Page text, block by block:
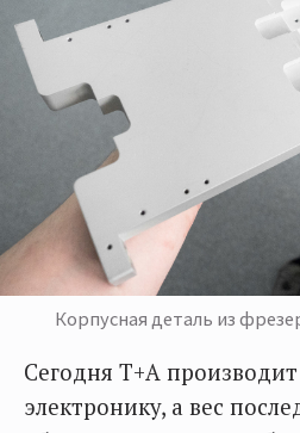
Корпусная деталь из
Сегодня T+A
электронику, а вес